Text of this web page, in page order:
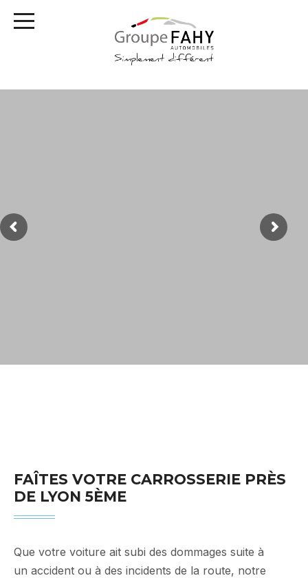
FAÎTES VOTRE CARROSSERIE PRÈS
DE LYON 5ÈME
Que votre voiture ait subi des dommages suite à
un accident ou à des incidents de la route, notre